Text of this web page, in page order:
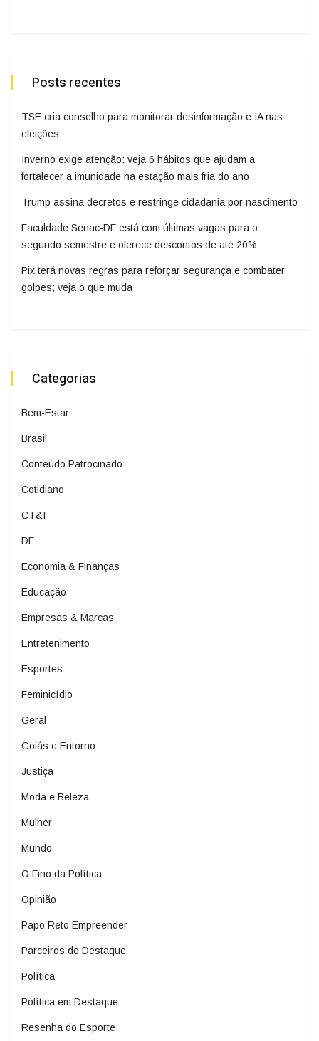
Posts recentes
TSE cria conselho para monitorar desinformação e IA nas
eleições
Inverno exige atenção: veja 6 hábitos que ajudam a
fortalecer a imunidade na estação mais fria do ano
Trump assina decretos e restringe cidadania por nascimento
Faculdade Senac-DF está com últimas vagas para o
segundo semestre e oferece descontos de até 20%
Pix terá novas regras para reforçar segurança e combater
golpes; veja o que muda
Categorias
Bem-Estar
Brasil
Conteúdo Patrocinado
Cotidiano
CT&I
DF
Economia & Finanças
Educação
Empresas & Marcas
Entretenimento
Esportes
Feminicídio
Geral
Goiás e Entorno
Justiça
Moda e Beleza
Mulher
Mundo
O Fino da Política
Opinião
Papo Reto Empreender
Parceiros do Destaque
Política
Política em Destaque
Resenha do Esporte